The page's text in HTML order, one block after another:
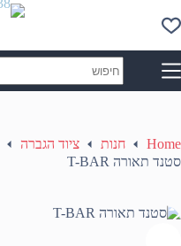
to
content
results
Home חנות ציוד הגברה
סטנד תאורה T-BAR